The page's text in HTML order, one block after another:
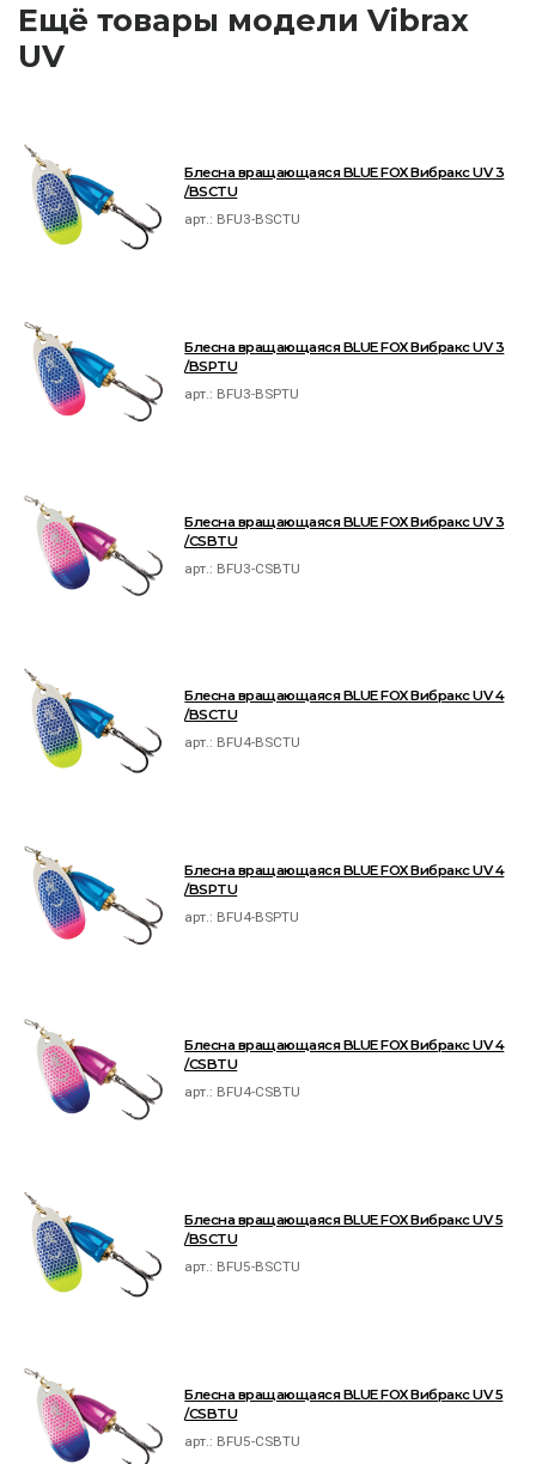
Ещё товары модели Vibrax
UV
Блесна вращающаяся BLUE FOX Вибракс UV 3
/BSCTU
арт.: BFU3-BSCTU
Блесна вращающаяся BLUE FOX Вибракс UV 3
/BSPTU
арт.: BFU3-BSPTU
Блесна вращающаяся BLUE FOX Вибракс UV 3
/CSBTU
арт.: BFU3-CSBTU
Блесна вращающаяся BLUE FOX Вибракс UV 4
/BSCTU
арт.: BFU4-BSCTU
Блесна вращающаяся BLUE FOX Вибракс UV 4
/BSPTU
арт.: BFU4-BSPTU
Блесна вращающаяся BLUE FOX Вибракс UV 4
/CSBTU
арт.: BFU4-CSBTU
Блесна вращающаяся BLUE FOX Вибракс UV 5
/BSCTU
арт.: BFU5-BSCTU
Блесна вращающаяся BLUE FOX Вибракс UV 5
/CSBTU
арт.: BFU5-CSBTU